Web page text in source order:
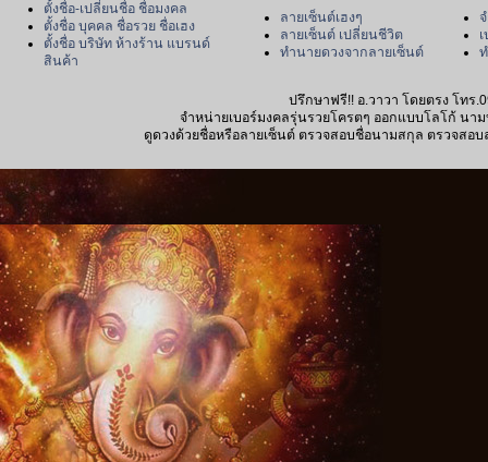
ตั้งชื่อ-เปลี่ยนชื่อ ชื่อมงคล
ตั้งชื่อ บุคคล ชื่อรวย ชื่อเฮง
ตั้งชื่อ บริษัท ห้างร้าน แบรนด์
สินค้า
ลายเซ็นต์เฮงๆ
ลายเซ็นต์ เปลี่ยนชีวิต
ทำนายดวงจากลายเซ็นต์
ปรึกษาฟรี!! อ.วาวา โดยตรง โทร
จำหน่ายเบอร์มงคลรุ่นรวยโครตๆ ออกแบบโลโก้ นา
ดูดวงด้วยชื่อหรือลายเซ็นต์ ตรวจสอบชื่อนามสกุล ตรวจสอ